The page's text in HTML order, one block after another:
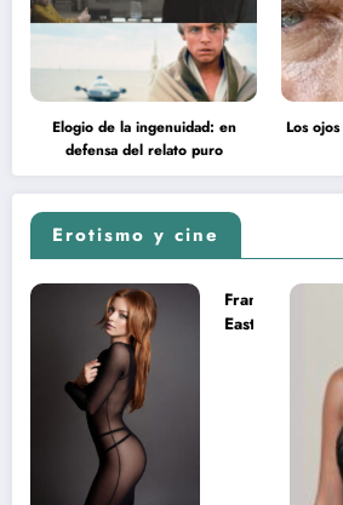
Elogio de la ingenuidad: en
defensa del relato puro
Los
Erotismo y cine
Francesca
Eastwood y